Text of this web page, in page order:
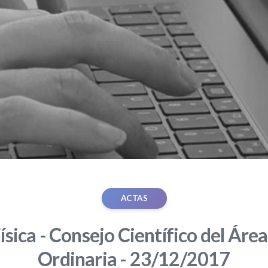
ACTAS
- Consejo Científico del
Ordinaria - 23/12/2017